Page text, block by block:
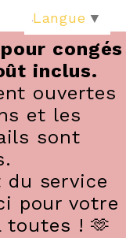
congés
inclus.
ouvertes
et les
sont
du service
pour votre
toutes ! 🫶
Langue ▼